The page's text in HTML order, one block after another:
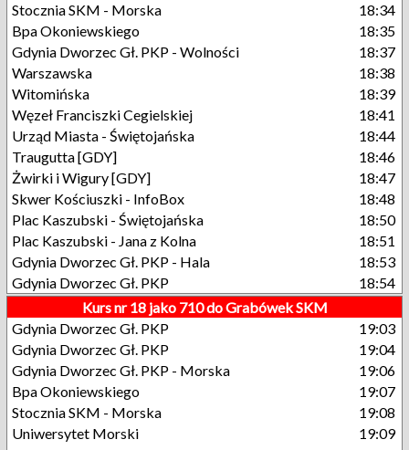
Stocznia SKM - Morska
18:34
Bpa Okoniewskiego
18:35
Gdynia Dworzec Gł. PKP - Wolności
18:37
Warszawska
18:38
Witomińska
18:39
Węzeł Franciszki Cegielskiej
18:41
Urząd Miasta - Świętojańska
18:44
Traugutta [GDY]
18:46
Żwirki i Wigury [GDY]
18:47
Skwer Kościuszki - InfoBox
18:48
Plac Kaszubski - Świętojańska
18:50
Plac Kaszubski - Jana z Kolna
18:51
Gdynia Dworzec Gł. PKP - Hala
18:53
Gdynia Dworzec Gł. PKP
18:54
Kurs nr 18 jako 710 do Grabówek SKM
Gdynia Dworzec Gł. PKP
19:03
Gdynia Dworzec Gł. PKP
19:04
Gdynia Dworzec Gł. PKP - Morska
19:06
Bpa Okoniewskiego
19:07
Stocznia SKM - Morska
19:08
Uniwersytet Morski
19:09